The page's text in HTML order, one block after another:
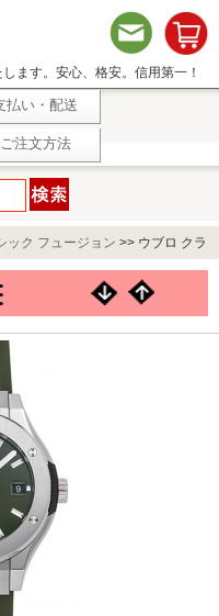
ます。安心、格安。信用第一！
払い・配送
ご注文方法
ック フュージョン >> ウブロ クラ